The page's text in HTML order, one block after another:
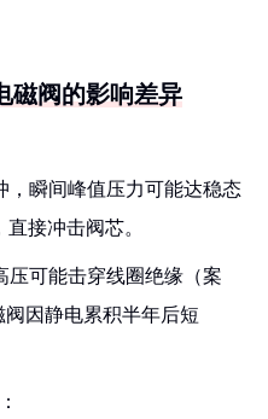
磁阀的影响差异
，瞬间峰值压力可能达稳态
接冲击阀芯。
压可能击穿线圈绝缘（案
阀因静电累积半年后短